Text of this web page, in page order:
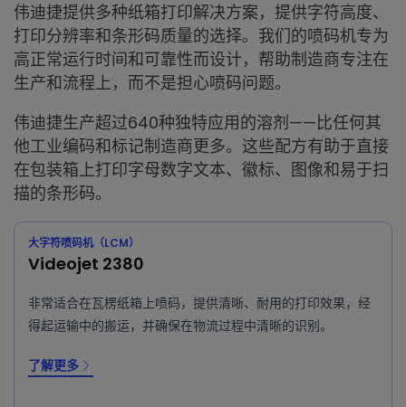
伟迪捷提供多种纸箱打印解决方案，提供字符高度、
打印分辨率和条形码质量的选择。我们的喷码机专为
高正常运行时间和可靠性而设计，帮助制造商专注在
生产和流程上，而不是担心喷码问题。
伟迪捷生产超过640种独特应用的溶剂——比任何其
他工业编码和标记制造商更多。这些配方有助于直接
在包装箱上打印字母数字文本、徽标、图像和易于扫
描的条形码。
大字符喷码机（LCM）
Videojet 2380
非常适合在瓦楞纸箱上喷码，提供清晰、耐用的打印效果，经
得起运输中的搬运，并确保在物流过程中清晰的识别。
了解更多